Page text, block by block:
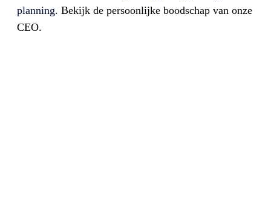
planning. Bekijk de persoonlijke boodschap van onze
CEO.